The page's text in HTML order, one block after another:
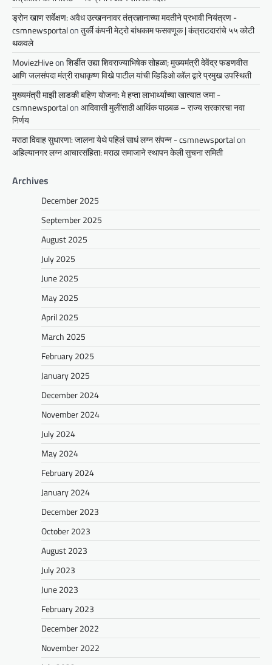
ड्रोन खाण सर्वेक्षण: अवैध उत्खननावर तंत्रज्ञानाच्या मदतीने प्रभावी नियंत्रण -
csmnewsportalonतुर्की कंपनी मेट्रो बांधकाम फसवणूक | कंत्राटदारांचे ५५ कोटी
थकवले
MoviezHiveonशिर्डीत उद्या शिवराज्याभिषेक सोहळा; मुख्यमंत्री देवेंद्र फडणवीस
आणि जलसंपदा मंत्री राधाकृष्ण विखे पाटील यांची व्हिडिओ कॉल द्वारे प्रमुख उपस्थिती
मुख्यमंत्री माझी लाडकी बहिण योजना: मे हप्ता लाभार्थ्यांच्या खात्यात जमा -
csmnewsportalonआदिवासी मुलींसाठी आर्थिक पाठबळ – राज्य सरकारचा नवा
निर्णय
मराठा विवाह सुधारणा: जालना येथे पहिलं साधं लग्न संपन्न - csmnewsportalon
अहिल्यानगर लग्न आचारसंहिता: मराठा समाजाने स्थापन केली सुचना समिती
Archives
December 2025
September 2025
August 2025
July 2025
June 2025
May 2025
April 2025
March 2025
February 2025
January 2025
December 2024
November 2024
July 2024
May 2024
February 2024
January 2024
December 2023
October 2023
August 2023
July 2023
June 2023
February 2023
December 2022
November 2022